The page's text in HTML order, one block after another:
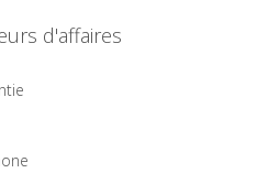
d'affaires